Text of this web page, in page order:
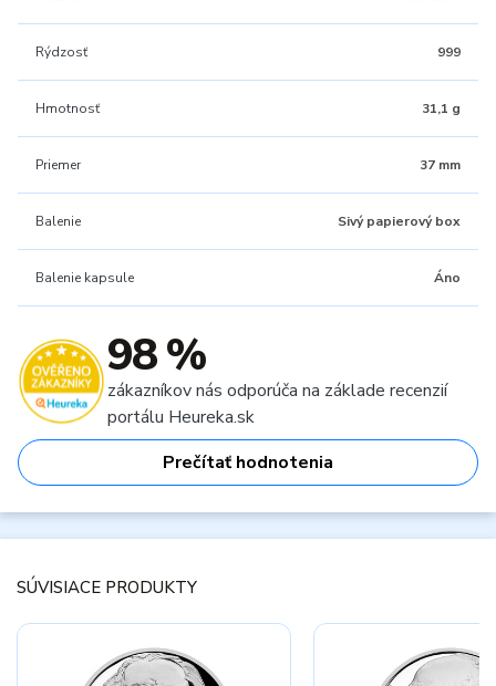
Rýdzosť 999
Hmotnosť 31,1 g
Priemer 37 mm
Balenie Sivý papierový box
Balenie kapsule Áno
98 %
zákazníkov nás odporúča na základe recenzií
portálu Heureka.sk
Prečítať hodnotenia
SÚVISIACE PRODUKTY